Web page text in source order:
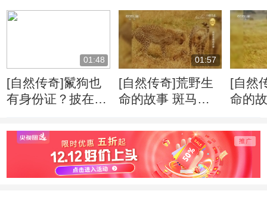
01:48
[自然传奇]鬣狗也
有身份证？披在身
01:57
[自然传奇]荒野生
命的故事 斑马牛
动物带来一场盛宴
[自然
命的
千里